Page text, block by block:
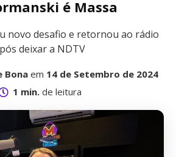
é Massa
novo desafio e retornou ao rádio
deixar a NDTV
Bona em 14 de Setembro de 2024
1 min.de leitura